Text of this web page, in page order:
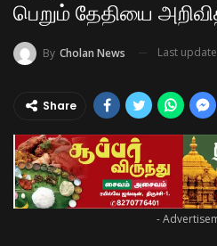
பெறும் தேதியை
By Cholan News Last
Share
-